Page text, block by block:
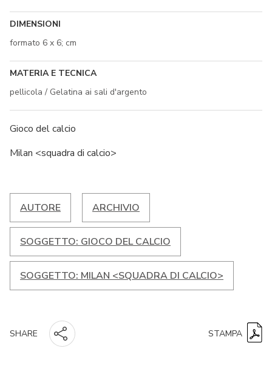
DIMENSIONI
formato 6 x 6; cm
MATERIA E TECNICA
pellicola / Gelatina ai sali d'argento
Gioco del calcio
Milan <squadra di calcio>
AUTORE ARCHIVIO
SOGGETTO: GIOCO DEL CALCIO
SOGGETTO: MILAN <SQUADRA DI CALCIO>
SHARE STAMPA